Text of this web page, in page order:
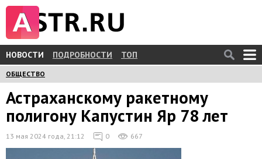
НОВОСТИ ПОДРОБНОСТИ ТОП
ОБЩЕСТВО
Астраханскому ракетному
полигону Капустин Яр 78 лет
13 мая 2024 года, 21:12 0 667